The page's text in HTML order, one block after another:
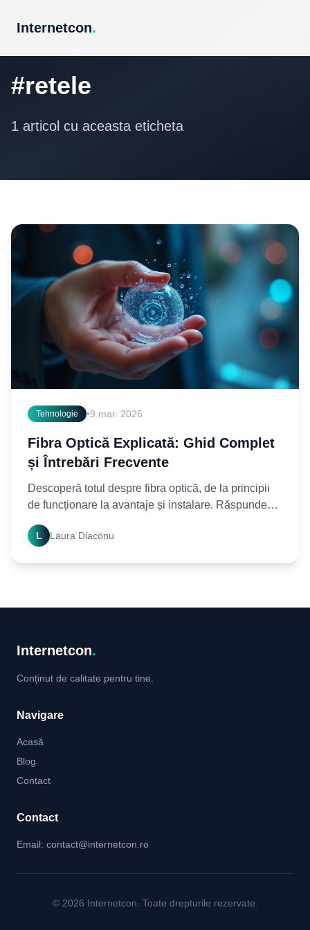
Internetcon.
#retele
1 articol cu aceasta eticheta
Tehnologie •9 mar. 2026
Fibra Optică Explicată: Ghid Complet
și Întrebări Frecvente
Descoperă totul despre fibra optică, de la principii
de funcționare la avantaje și instalare. Răspundem
acum!
L Laura Diaconu
Internetcon.
Conținut de calitate pentru tine.
Navigare
Acasă
Blog
Contact
Contact
Email: contact@internetcon.ro
© 2026 Internetcon. Toate drepturile rezervate.